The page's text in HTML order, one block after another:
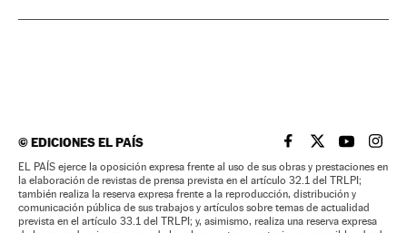
©EDICIONES EL PAÍS EL PAÍS BRASIL EN
EL PAÍSEL PAÍS
EL
EL PAÍS ejerce la oposición expresa frente al uso de sus obras y prestaciones en
la elaboración de revistas de prensa prevista en el artículo 32.1 del TRLPI;
también realiza la reserva expresa frente a la reproducción, distribución y
comunicación pública de sus trabajos y artículos sobre temas de actualidad
prevista en el artículo 33.1 del TRLPI; y, asimismo, realiza una reserva expresa